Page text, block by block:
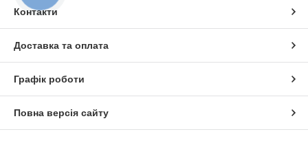
Контакти
Доставка та оплата
Графік роботи
Повна версія сайту